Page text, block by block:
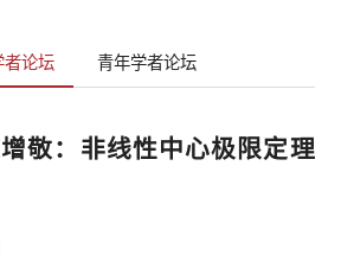
者论坛 青年学者论坛
敬：非线性中心极限定理